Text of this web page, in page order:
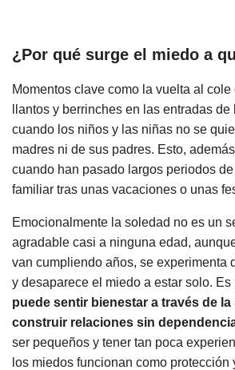
¿Por qué surge el miedo a
Momentos clave como la vuelta al
llantos y berrinches en las entradas
cuando los niños y las niñas no se
madres ni de sus padres. Esto,
cuando han pasado largos periodos
familiar tras unas vacaciones o unas
Emocionalmente la soledad no es un
agradable casi a ninguna edad,
van cumpliendo años, se experimenta
y desaparece el miedo a estar solo. Es
puede sentir bienestar a través de
construir relaciones sin
ser pequeños y tener tan poca
los miedos funcionan como protección